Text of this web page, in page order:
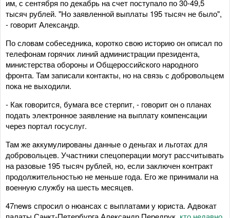
им, с сентября по декабрь на счет поступало по 30-49,5
тысяч рублей. "Но заявленной выплаты 195 тысяч не было",
- говорит Александр.
По словам собеседника, коротко свою историю он описал по
телефонам горячих линий администрации президента,
министерства обороны и Общероссийского народного
фронта. Там записали контакты, но на связь с добровольцем
пока не выходили.
- Как говорится, бумага все стерпит, - говорит он о планах
подать электронное заявление на выплату компенсации
через портал госуслуг.
Там же аккумулированы данные о деньгах и льготах для
добровольцев. Участники спецоперации могут рассчитывать
на разовые 195 тысяч рублей, но, если заключен контракт
продолжительностью не меньше года. Его же принимали на
военную службу на шесть месяцев.
47news спросил о нюансах с выплатами у юриста. Адвокат